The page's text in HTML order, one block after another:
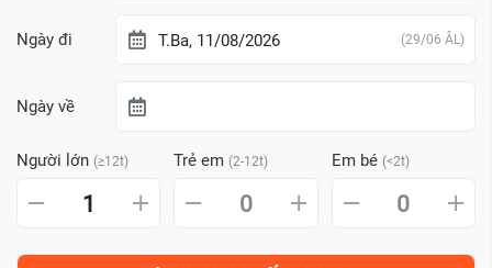
Ngày đi T.Ba, 11/08/2026 (29/06 ÂL)
Ngày về
Người lớn (≥12t) Trẻ em (2-12t) Em bé (<2t)
1 0 0